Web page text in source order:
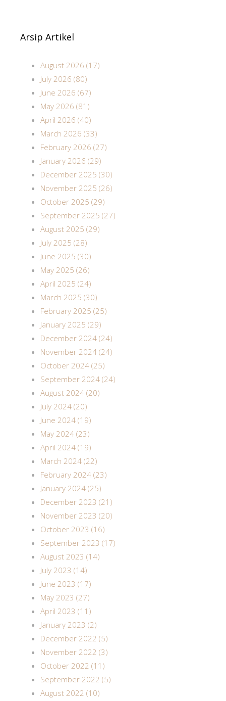
Arsip Artikel
August 2026 (17)
July 2026 (80)
June 2026 (67)
May 2026 (81)
April 2026 (40)
March 2026 (33)
February 2026 (27)
January 2026 (29)
December 2025 (30)
November 2025 (26)
October 2025 (29)
September 2025 (27)
August 2025 (29)
July 2025 (28)
June 2025 (30)
May 2025 (26)
April 2025 (24)
March 2025 (30)
February 2025 (25)
January 2025 (29)
December 2024 (24)
November 2024 (24)
October 2024 (25)
September 2024 (24)
August 2024 (20)
July 2024 (20)
June 2024 (19)
May 2024 (23)
April 2024 (19)
March 2024 (22)
February 2024 (23)
January 2024 (25)
December 2023 (21)
November 2023 (20)
October 2023 (16)
September 2023 (17)
August 2023 (14)
July 2023 (14)
June 2023 (17)
May 2023 (27)
April 2023 (11)
January 2023 (2)
December 2022 (5)
November 2022 (3)
October 2022 (11)
September 2022 (5)
August 2022 (10)